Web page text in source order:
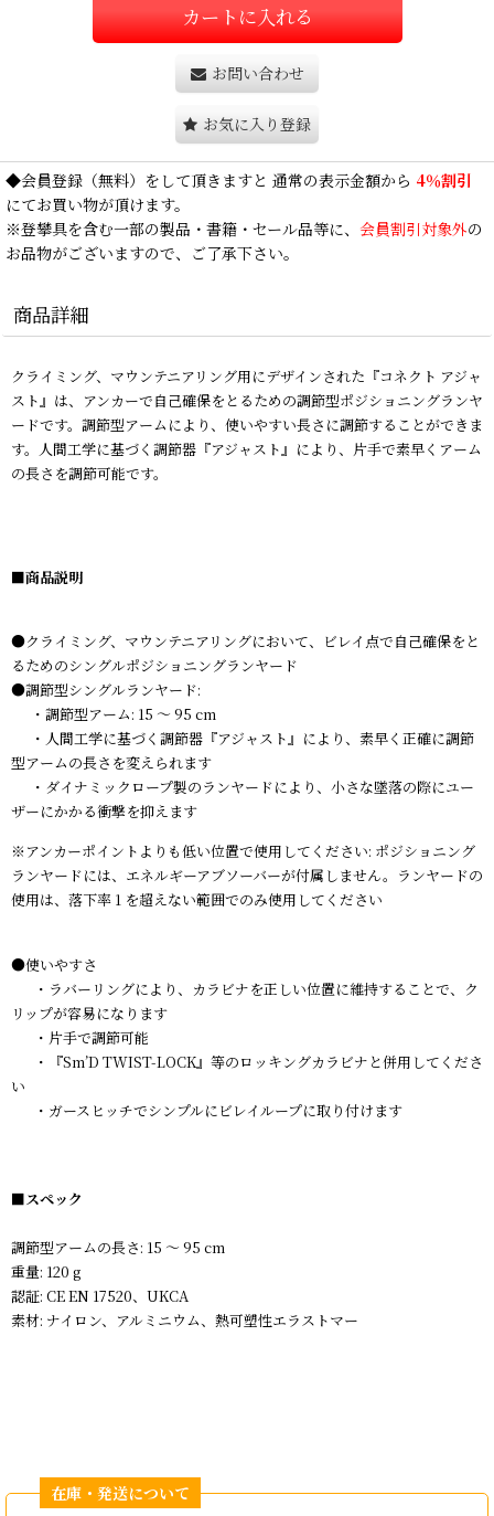
カートに入れる
お問い合わせ
お気に入り登録
◆会員登録 （無料）をして頂きますと 通常の表示金額から 4％割引
にてお買い物が頂けます。
※登攀具を含む一部の製品・書籍・セール品等に、 会員割引対象外の
お品物がございますので、ご了承下さい。
商品詳細
クライミング、マウンテニアリング用にデザインされた『コネクト アジャ
スト』は、アンカーで自己確保をとるための調節型ポジショニングランヤ
ードです。調節型アームにより、使いやすい長さに調節することができま
す。人間工学に基づく調節器『アジャスト』により、片手で素早くアーム
の長さを調節可能です。
■商品説明
●クライミング、マウンテニアリングにおいて、ビレイ点で自己確保をと
るためのシングルポジショニングランヤード
●調節型シングルランヤード:
・調節型アーム: 15 〜 95 cm
・人間工学に基づく調節器『アジャスト』により、素早く正確に調節
型アームの長さを変えられます
・ダイナミックロープ製のランヤードにより、小さな墜落の際にユー
ザーにかかる衝撃を抑えます
※アンカーポイントよりも低い位置で使用してください: ポジショニング
ランヤードには、エネルギーアブソーバーが付属しません。ランヤードの
使用は、落下率 1 を超えない範囲でのみ使用してください
●使いやすさ
・ラバーリングにより、カラビナを正しい位置に維持することで、ク
リップが容易になります
・片手で調節可能
・『Sm’D TWIST-LOCK』等のロッキングカラビナと併用してくださ
い
・ガースヒッチでシンプルにビレイループに取り付けます
■スペック
調節型アームの長さ: 15 〜 95 cm
重量: 120 g
認証: CE EN 17520、UKCA
素材: ナイロン、アルミニウム、熱可塑性エラストマー